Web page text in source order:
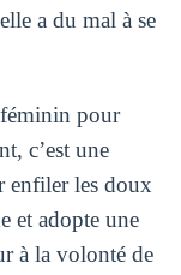
a du mal à se
féminin pour
c’est une
enfiler les doux
et adopte une
à la volonté de